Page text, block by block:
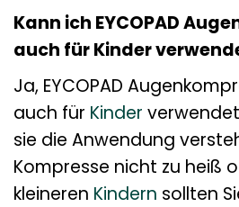
Kann ich EYCOPAD
auch für Kinder
Ja, EYCOPAD
auch für Kinder
sie die Anwendung
Kompresse nicht zu heiß
kleineren Kindern sollten